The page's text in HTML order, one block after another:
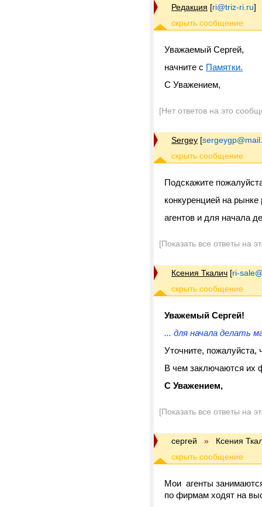
Редакция [ri@triz-ri.ru]
Уважаемый Сергей,
начните с Памятки.
С Уважением,
[Нет ответов на это
Sergey [
Подскажите
конкуренцией на
агентов и для начала
[Показать все ответы на
Ксения Ткалич [ri-
Уважемый Сергей!
... для начала делать
Уточните,
В чем заключаются их
С Уважением,
[Показать все ответы на
сергей » Ксения
Мои агенты
по фирмам ходят на